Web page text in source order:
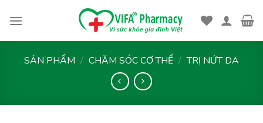
SẢN PHẨM / CHĂM SÓC CƠ THỂ / TRỊ NỨT DA